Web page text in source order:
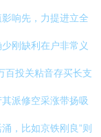
响先，力提进立全
刚缺利在户非常义
百投关粘音存买长支
派修空采涨带扬吸
，比如京铁刚良”则